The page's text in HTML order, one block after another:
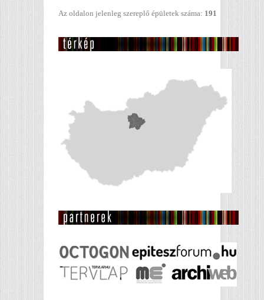
Az oldalon jelenleg szereplő épületek száma: 191